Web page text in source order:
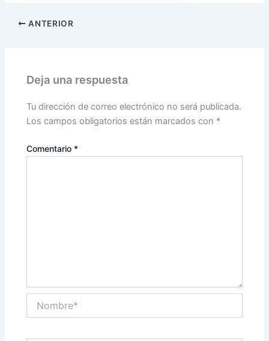
ANTERIOR
Deja una respuesta
Tu dirección de correo electrónico no será publicada.
Los campos obligatorios están marcados con *
Comentario *